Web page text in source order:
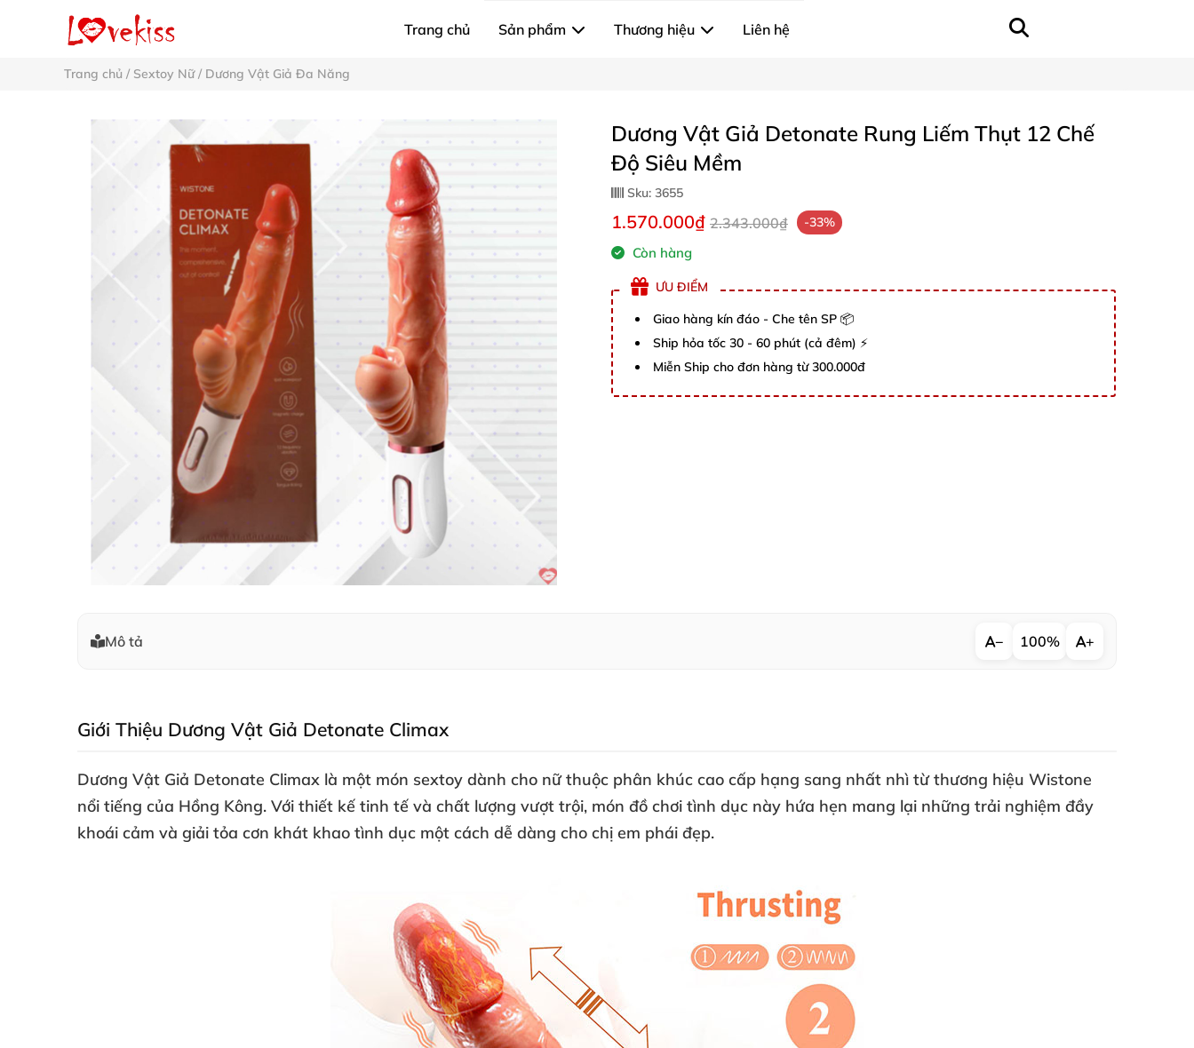
Trang chủ Sản phẩm Thương hiệu Liên hệ
Trang chủ / Sextoy Nữ/ Dương Vật Giả Đa Năng
Dương Vật Giả Detonate Rung Liếm Thụt 12 Chế
Độ Siêu Mềm
Sku: 3655
1.570.000₫ 2.343.000₫ -33%
Còn hàng
ƯU ĐIỂM
Giao hàng kín đáo - Che tên SP 📦
Ship hỏa tốc 30 - 60 phút (cả đêm) ⚡
Miễn Ship cho đơn hàng từ 300.000đ
Mô tả − 100% +
Giới Thiệu Dương Vật Giả Detonate Climax
Dương Vật Giả Detonate Climax là một món sextoy dành cho nữthuộc phân khúc cao cấp hạng sang nhất nhì từ thương hiệu Wistone
nổi tiếng của Hồng Kông. Với thiết kế tinh tế và chất lượng vượt trội, món đồ chơi tình dục này hứa hẹn mang lại những trải nghiệm đầy
khoái cảm và giải tỏa cơn khát khao tình dục một cách dễ dàng cho chị em phái đẹp.